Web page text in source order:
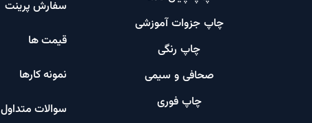
چاپ جزوات آموزشی
چاپ رنگی
صحافی و سیمی
چاپ فوری
سفارش پرینت
قیمت ها
نمونه کارها
سوالات متداول